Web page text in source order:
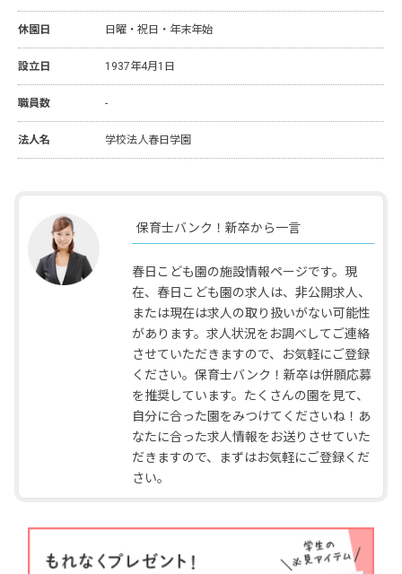
休園日 日曜・祝日・年末年始
設立日 1937年4月1日
職員数 -
法人名 学校法人春日学園
保育士バンク！新卒から一言
春日こども園の施設情報ページです。現
在、春日こども園の求人は、非公開求人、
または現在は求人の取り扱いがない可能性
があります。求人状況をお調べしてご連絡
させていただきますので、お気軽にご登録
ください。保育士バンク！新卒は併願応募
を推奨しています。たくさんの園を見て、
自分に合った園をみつけてくださいね！あ
なたに合った求人情報をお送りさせていた
だきますので、まずはお気軽にご登録くだ
さい。